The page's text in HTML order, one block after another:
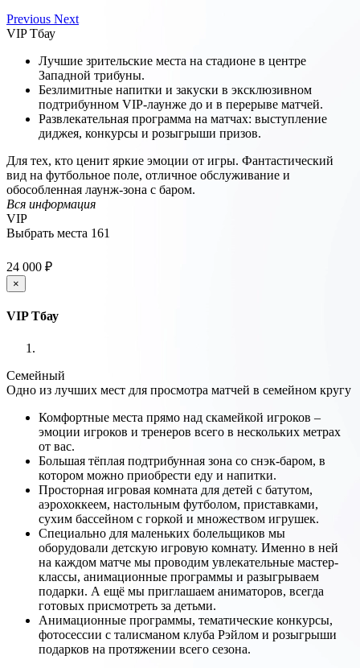
Previous Next
VIP Тбау
Лучшие зрительские места на стадионе в центре
Западной трибуны.
Безлимитные напитки и закуски в эксклюзивном
подтрибунном VIP-лаунже до и в перерыве матчей.
Развлекательная программа на матчах: выступление
диджея, конкурсы и розыгрыши призов.
Для тех, кто ценит яркие эмоции от игры. Фантастический
вид на футбольное поле, отличное обслуживание и
обособленная лаунж-зона с баром.
Вся информация
VIP
Выбрать места 161
24 000 ₽
×
VIP Тбау
Семейный
Одно из лучших мест для просмотра матчей в семейном кругу
Комфортные места прямо над скамейкой игроков –
эмоции игроков и тренеров всего в нескольких метрах
от вас.
Большая тёплая подтрибунная зона со снэк-баром, в
котором можно приобрести еду и напитки.
Просторная игровая комната для детей с батутом,
аэрохоккеем, настольным футболом, приставками,
сухим бассейном с горкой и множеством игрушек.
Специально для маленьких болельщиков мы
оборудовали детскую игровую комнату. Именно в ней
на каждом матче мы проводим увлекательные мастер-
классы, анимационные программы и разыгрываем
подарки. А ещё мы приглашаем аниматоров, всегда
готовых присмотреть за детьми.
Анимационные программы, тематические конкурсы,
фотосессии с талисманом клуба Рэйлом и розыгрыши
подарков на протяжении всего сезона.